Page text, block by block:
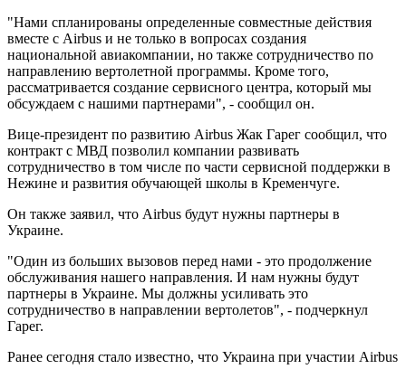
"Нами спланированы определенные совместные действия
вместе с Airbus и не только в вопросах создания
национальной авиакомпании, но также сотрудничество по
направлению вертолетной программы. Кроме того,
рассматривается создание сервисного центра, который мы
обсуждаем с нашими партнерами", - сообщил он.
Вице-президент по развитию Airbus Жак Гарег сообщил, что
контракт с МВД позволил компании развивать
сотрудничество в том числе по части сервисной поддержки в
Нежине и развития обучающей школы в Кременчуге.
Он также заявил, что Airbus будут нужны партнеры в
Украине.
"Один из больших вызовов перед нами - это продолжение
обслуживания нашего направления. И нам нужны будут
партнеры в Украине. Мы должны усиливать это
сотрудничество в направлении вертолетов", - подчеркнул
Гарег.
Ранее сегодня стало известно, что Украина при участии Airbus